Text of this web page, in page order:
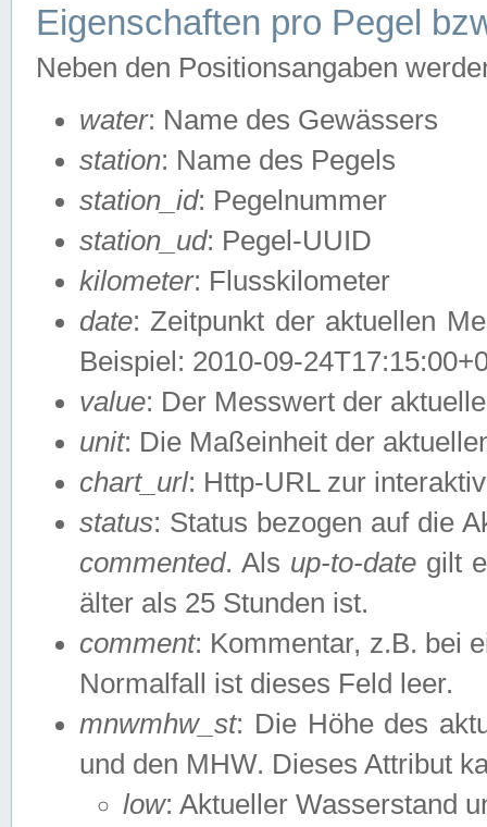
Eigenschaften pro Pegel
Neben den Positionsangaben
water: Name des Gewässers
station: Name des Pegels
station_id: Pegelnummer
station_ud: Pegel-UUID
kilometer: Flusskilometer
date: Zeitpunkt der aktuellen
Beispiel: 2010-09-
value: Der Messwert der
unit: Die Maßeinheit der
chart_url: Http-URL zur
status: Status bezogen auf die
commented. Als up-to-date gilt
älter als 25 Stunden ist.
comment: Kommentar, z.B. bei
Normalfall ist dieses Feld leer.
mnwmhw_st: Die Höhe des
und den MHW. Dieses Attribut
low: Aktueller Wasserstand